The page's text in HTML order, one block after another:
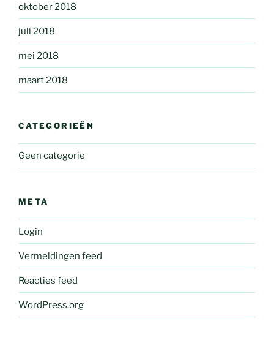
oktober 2018
juli 2018
mei 2018
maart 2018
CATEGORIEËN
Geen categorie
META
Login
Vermeldingen feed
Reacties feed
WordPress.org